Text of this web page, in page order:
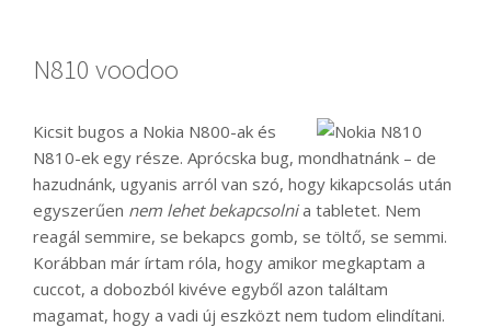
N810 voodoo
Kicsit bugos a Nokia N800-ak és
N810-ek egy része. Aprócska bug, mondhatnánk – de
hazudnánk, ugyanis arról van szó, hogy kikapcsolás után
egyszerűen nem lehet bekapcsolnia tabletet. Nem
reagál semmire, se bekapcs gomb, se töltő, se semmi.
Korábban már írtam róla, hogy amikor megkaptam a
cuccot, a dobozból kivéve egyből azon találtam
magamat, hogy a vadi új eszközt nem tudom elindítani.